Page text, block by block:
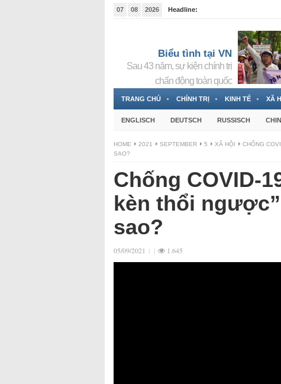
07 08 2026
Headline:
Biểu tình tại VN
Sau 43 năm, sự kiện chính trị
chấn động toàn quốc
TRANG CHỦ CHÍNH TRỊ KINH TẾ XÃ
ENGLISCH DEUTSCH RUSSISCH
HOME 2021 SEPTEMBER 5 XÃ HỘI
CHỐNG
SAO?
Chống COVID-
kèn thổi
sao?
05/09/2021 | | 1.645